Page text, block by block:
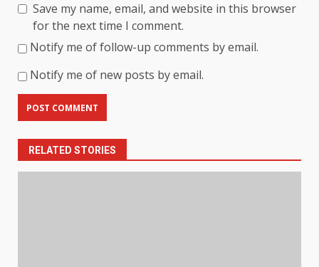
Save my name, email, and website in this browser
for the next time I comment.
Notify me of follow-up comments by email.
Notify me of new posts by email.
RELATED STORIES